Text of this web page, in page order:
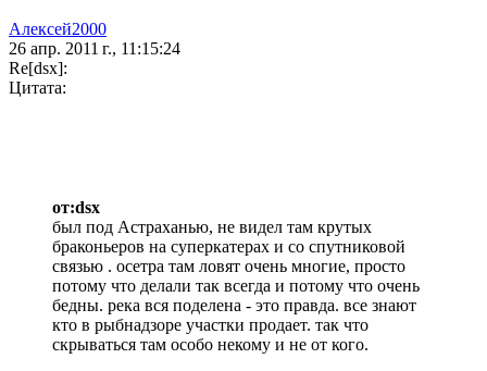
Алексей2000
26 апр. 2011 г., 11:15:24
Re[dsx]:
Цитата:
от:dsx
был под Астраханью, не видел там крутых
браконьеров на суперкатерах и со спутниковой
связью . осетра там ловят очень многие, просто
потому что делали так всегда и потому что очень
бедны. река вся поделена - это правда. все знают
кто в рыбнадзоре участки продает. так что
скрываться там особо некому и не от кого.